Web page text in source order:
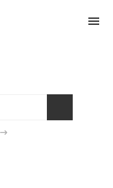
menu